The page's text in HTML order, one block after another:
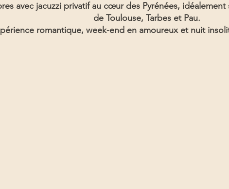
avec jacuzzi privatif au cœur des Pyrénées,
de Toulouse, Tarbes et Pau.
romantique, week-end en amoureux et nuit